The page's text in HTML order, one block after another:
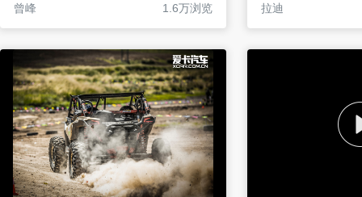
曾峰 1.6万浏览 拉迪